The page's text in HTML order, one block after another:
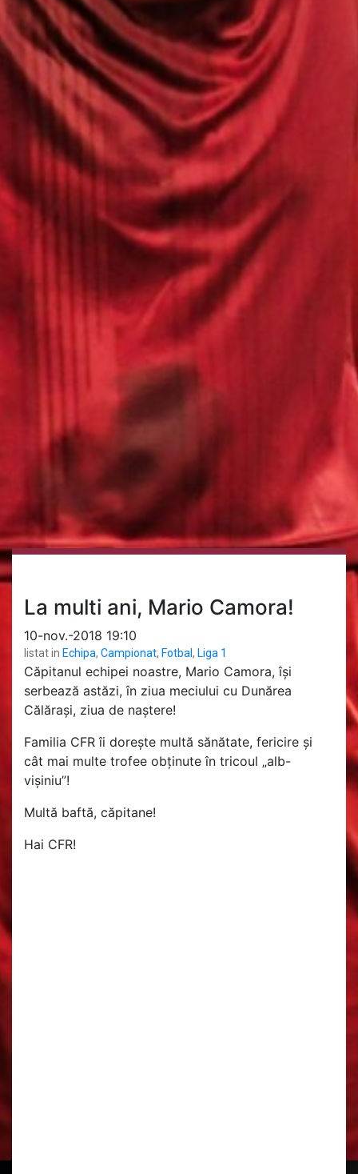
La multi ani, Mario Camora!
10-nov.-2018 19:10
listat in Echipa, Campionat, Fotbal, Liga 1
Căpitanul echipei noastre, Mario Camora, își
serbează astăzi, în ziua meciului cu Dunărea
Călărași, ziua de naștere!
Familia CFR îi dorește multă sănătate, fericire și
cât mai multe trofee obținute în tricoul „alb-
vișiniu”!
Multă baftă, căpitane!
Hai CFR!